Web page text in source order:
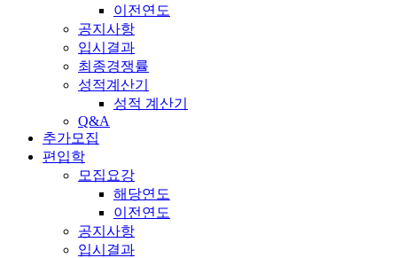
이전연도
공지사항
입시결과
최종경쟁률
성적계산기
성적 계산기
Q&A
추가모집
편입학
모집요강
해당연도
이전연도
공지사항
입시결과